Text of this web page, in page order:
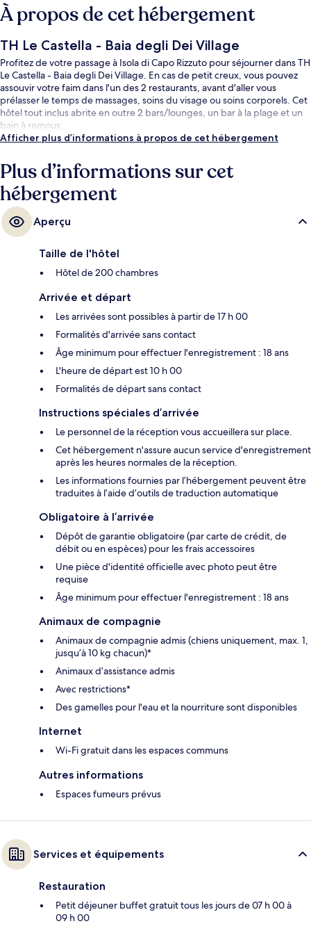
À propos de cet hébergement
TH Le Castella - Baia degli Dei Village
Profitez de votre passage à Isola di Capo Rizzuto pour séjourner dans TH
Le Castella - Baia degli Dei Village. En cas de petit creux, vous pouvez
assouvir votre faim dans l'un des 2 restaurants, avant d'aller vous
prélasser le temps de massages, soins du visage ou soins corporels. Cet
hôtel tout inclus abrite en outre 2 bars/lounges, un bar à la plage et un
bain à remous.
Afficher plus d’informations à propos de cet hébergement
Plus d’informations sur cet
hébergement
Aperçu
Taille de l'hôtel
Hôtel de 200 chambres
Arrivée et départ
Les arrivées sont possibles à partir de 17 h 00
Formalités d'arrivée sans contact
Âge minimum pour effectuer l'enregistrement : 18 ans
L'heure de départ est 10 h 00
Formalités de départ sans contact
Instructions spéciales d’arrivée
Le personnel de la réception vous accueillera sur place.
Cet hébergement n'assure aucun service d'enregistrement
après les heures normales de la réception.
Les informations fournies par l’hébergement peuvent être
traduites à l’aide d’outils de traduction automatique
Obligatoire à l’arrivée
Dépôt de garantie obligatoire (par carte de crédit, de
débit ou en espèces) pour les frais accessoires
Une pièce d'identité officielle avec photo peut être
requise
Âge minimum pour effectuer l'enregistrement : 18 ans
Animaux de compagnie
Animaux de compagnie admis (chiens uniquement, max. 1,
jusqu’à 10 kg chacun)*
Animaux d’assistance admis
Avec restrictions*
Des gamelles pour l'eau et la nourriture sont disponibles
Internet
Wi-Fi gratuit dans les espaces communs
Autres informations
Espaces fumeurs prévus
Services et équipements
Restauration
Petit déjeuner buffet gratuit tous les jours de 07 h 00 à
09 h 00